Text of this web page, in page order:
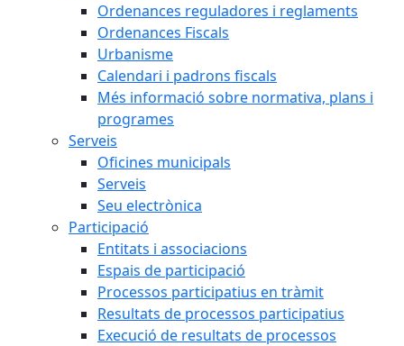
Ordenances reguladores i reglaments
Ordenances Fiscals
Urbanisme
Calendari i padrons fiscals
Més informació sobre normativa, plans i
programes
Serveis
Oficines municipals
Serveis
Seu electrònica
Participació
Entitats i associacions
Espais de participació
Processos participatius en tràmit
Resultats de processos participatius
Execució de resultats de processos